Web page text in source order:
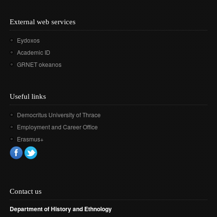
External web services
Eydoxos
Academic ID
GRNET okeanos
Useful links
Democritus University of Thrace
Employment and Career Office
Erasmus+
Contact us
Department of History and Ethnology